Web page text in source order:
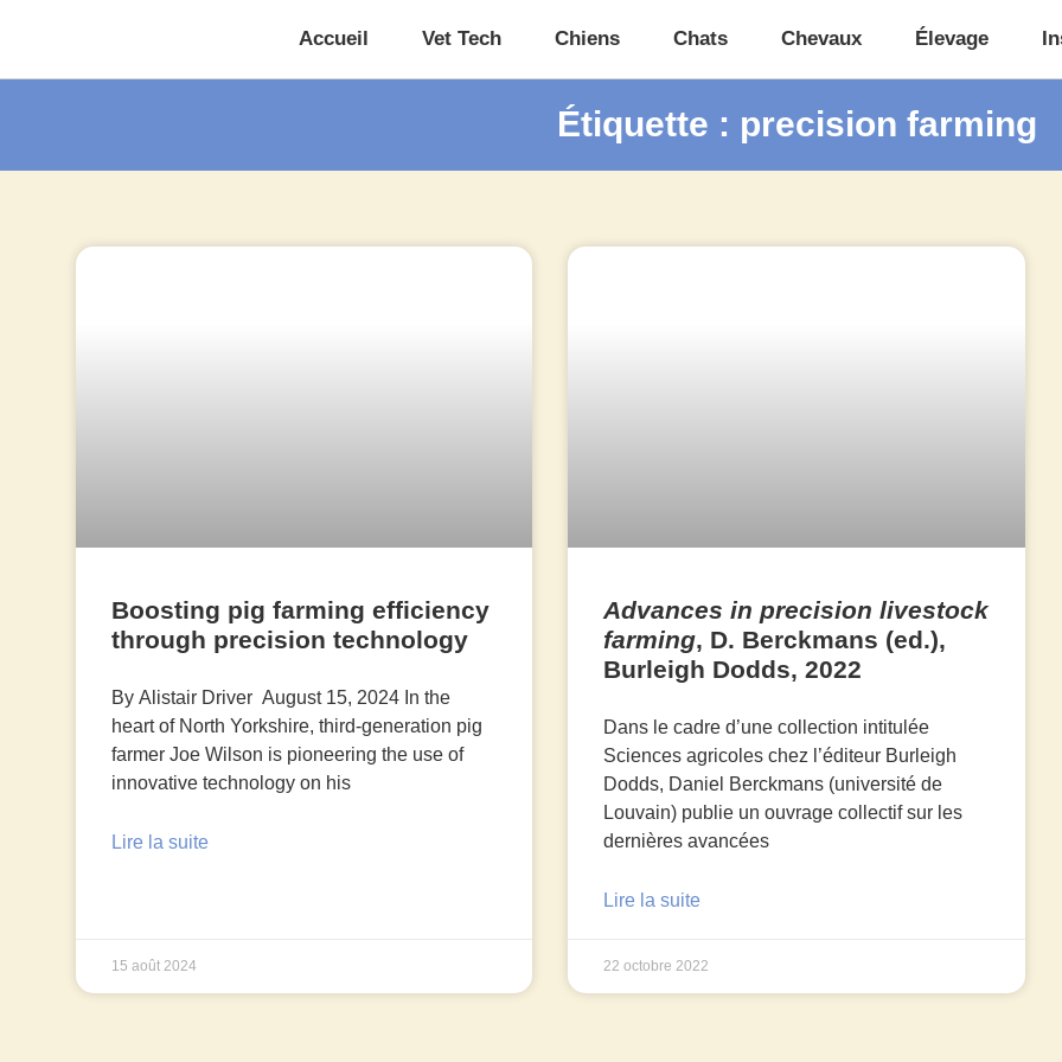
Accueil Vet Tech Chiens Chats Chevaux Élevage
Étiquette : precision farming
Boosting pig farming efficiency
through precision technology
By Alistair Driver August 15, 2024 In the
heart of North Yorkshire, third-generation pig
farmer Joe Wilson is pioneering the use of
innovative technology on his
Lire la suite
15 août 2024
Advances in precision livestock
farming, D. Berckmans (ed.),
Burleigh Dodds, 2022
Dans le cadre d’une collection intitulée
Sciences agricoles chez l’éditeur Burleigh
Dodds, Daniel Berckmans (université de
Louvain) publie un ouvrage collectif sur les
dernières avancées
Lire la suite
22 octobre 2022